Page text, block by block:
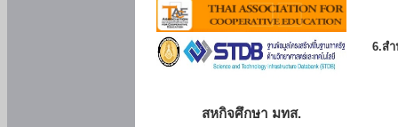
สหกิจศึกษา มทส.
6.ส